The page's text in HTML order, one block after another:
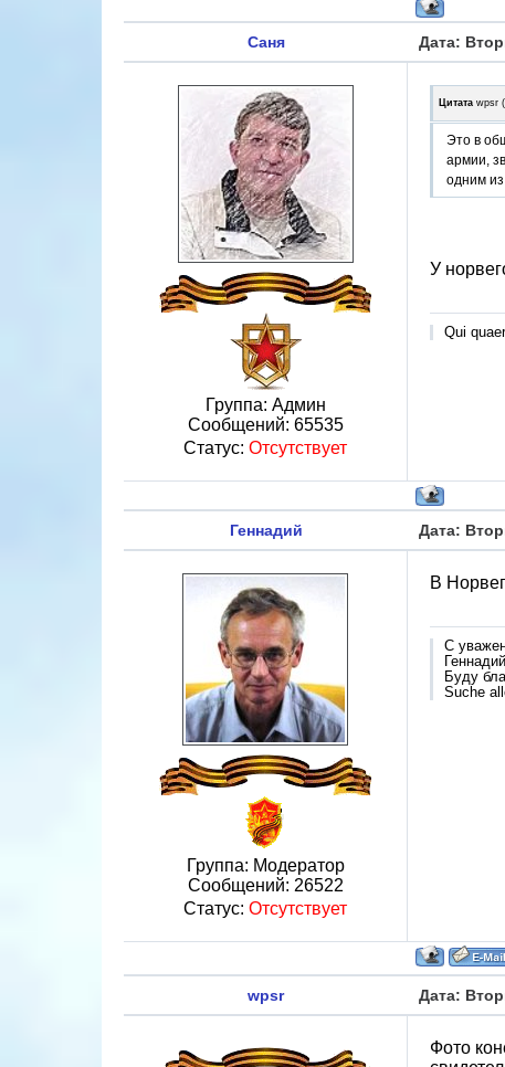
Саня Дата:
Группа: Админ
Сообщений: 65535
Статус: Отсутствует
Цитата wpsr (
Это в
армии,
одним
У
Qui
Геннадий Дата:
Группа: Модератор
Сообщений: 26522
Статус: Отсутствует
В
С
Геннадий
Буду
Suche
wpsr Дата:
Фото